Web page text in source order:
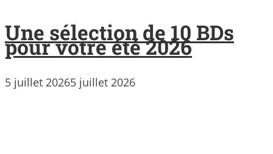
Une sélection de 10 BDs
pour votre été 2026
5 juillet 20265 juillet 2026